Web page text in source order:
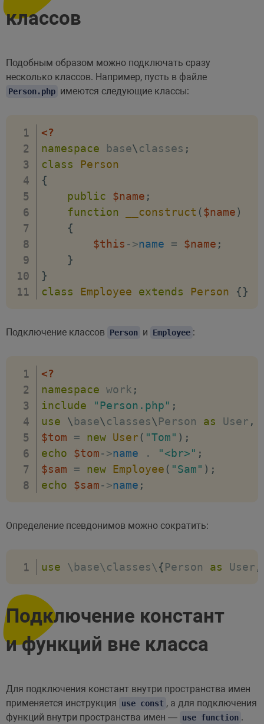
классов
Подобным образом можно подключать сразу
несколько классов. Например, пусть в файле
Person.php имеются следующие классы:
<?
namespace
base\ classes ;
class
Person
{
public
$name ;
function
__construct ($name)
{
$this ->name = $name ;
}
}
class
Employee extends Person {}
Подключение классов Person и Employee :
<?
namespace work ;
include
"Person.php" ;
use
\ base\ classes\ Person as User ,
$tom
= new User ( "Tom" ) ;
echo
$tom->name . "<br>" ;
$sam
= new Employee ( "Sam" ) ;
echo
$sam->name ;
Определение псевдонимов можно сократить:
use \base\classes\ {Person as User ,
Подключение констант
и функций вне класса
Для подключения констант внутри пространства имен
применяется инструкция
use const , а для подключения
функций внутри пространства имен — use function .